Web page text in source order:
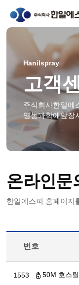
Hanilspray
고객
주식회사한일에
영농과학에앞장
온라인문
한일에스피 홈페이지
번호
1553 50M 호스